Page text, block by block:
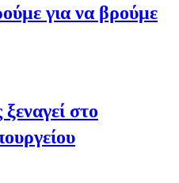
για να βρούμε
στο